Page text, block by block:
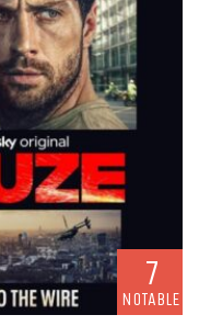
7
NOTABLE